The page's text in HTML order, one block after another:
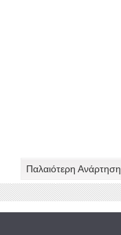
Παλαιότερη Ανάρτηση